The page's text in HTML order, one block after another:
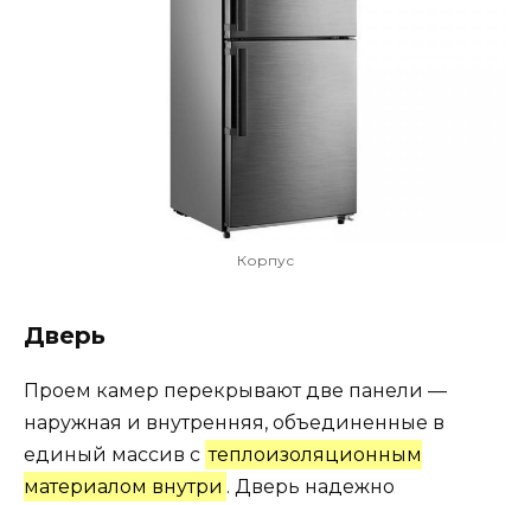
Корпус
Дверь
Проем камер перекрывают две панели —
наружная и внутренняя, объединенные в
единый массив с теплоизоляционным
материалом внутри . Дверь надежно